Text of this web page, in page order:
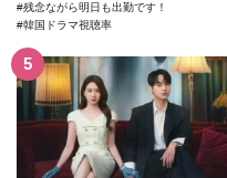
残念ながら明日も出勤です！
韓国ドラマ視聴率